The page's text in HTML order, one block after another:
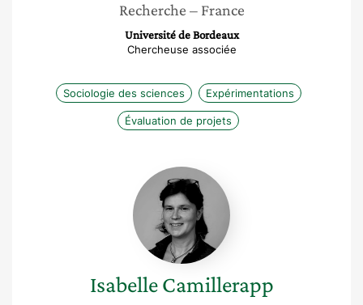
Recherche – France
Université de Bordeaux
Chercheuse associée
Sociologie des sciences Expérimentations
Évaluation de projets
Isabelle
Camillerapp
Isabelle Camillerapp